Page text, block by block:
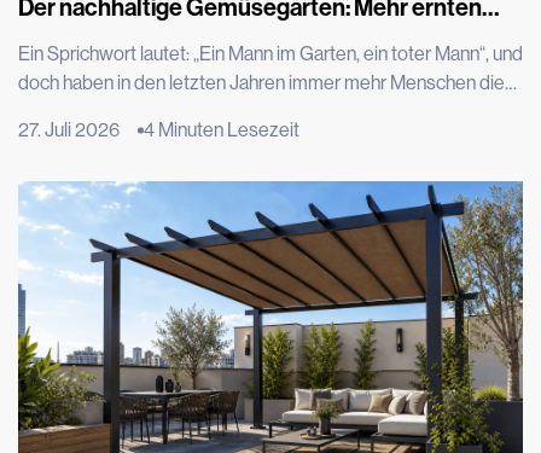
Der nachhaltige Gemüsegarten: Mehr ernten
Ein Sprichwort lautet: „Ein Mann im Garten, ein toter Mann“, und
doch haben in den letzten Jahren immer mehr Menschen die
selbst anzubauen – angetrieben von dem Wunsch,
Verschwendung zu reduzieren und einen nachhaltigeren
Lebensstil zu führen. Dank des technologischen Fortschritts,
beispielsweise durch automatisierte Bewässerung, ist es
heute möglich, […]
27. Juli 2026 4 Minuten Lesezeit